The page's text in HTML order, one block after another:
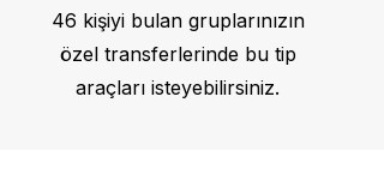
46 kişiyi bulan gruplarınızın
özel transferlerinde bu tip
araçları isteyebilirsiniz.